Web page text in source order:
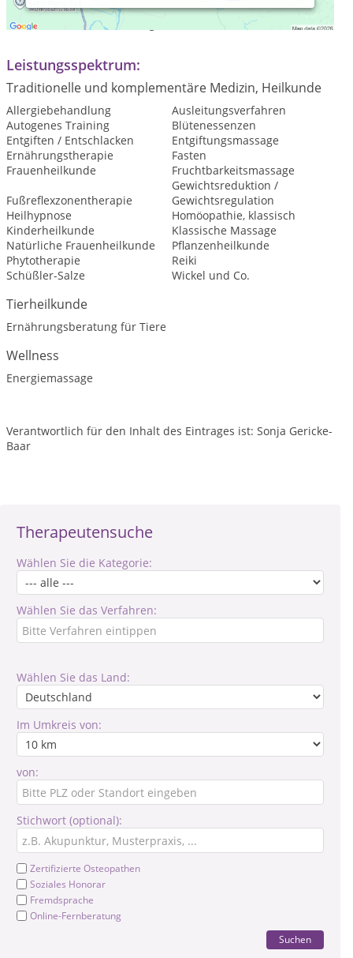
Therapeutensuche
Wählen Sie die Kategorie:
Wählen Sie das Verfahren:
Wählen Sie das Land:
Im Umkreis von:
von:
Stichwort (optional):
Zertifizierte Osteopathen
Soziales Honorar
Fremdsprache
Online-Fernberatung
Suchen
Termine nach Vereinbarung, auch in den Abendstunden.
Leistungsspektrum:
Traditionelle und komplementäre Medizin, Heilkunde
Allergiebehandlung
Ausleitungsverfahren
Autogenes Training
Blütenessenzen
Entgiften / Entschlacken
Entgiftungsmassage
Ernährungstherapie
Fasten
Frauenheilkunde
Fruchtbarkeitsmassage
Fußreflexzonentherapie
Gewichtsreduktion /
Gewichtsregulation
Heilhypnose
Homöopathie, klassisch
Kinderheilkunde
Klassische Massage
Natürliche Frauenheilkunde
Pflanzenheilkunde
Phytotherapie
Reiki
Schüßler-Salze
Wickel und Co.
Tierheilkunde
Ernährungsberatung für Tiere
Wellness
Energiemassage
Verantwortlich für den Inhalt des Eintrages ist: Sonja Gericke-
Baar